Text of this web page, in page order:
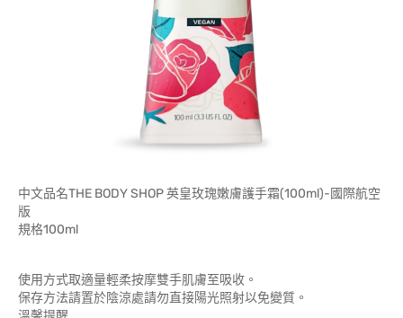
中文品名THE BODY SHOP 英皇玫瑰嫩膚護手霜(100ml)-國際航空
版
規格100ml
使用方式取適量輕柔按摩雙手肌膚至吸收。
保存方法請置於陰涼處請勿直接陽光照射以免變質。